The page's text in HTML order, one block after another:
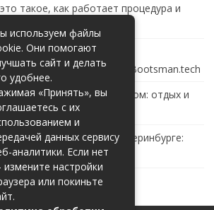
такое, как работает процедура и
в России: обзор
развития сайта Bootsman.tech
в Тольятти с бассейном: отдых и
городом
с деменцией в Екатеринбурге:
используем файлы
Они помогают
сайт и делать
удобнее.
«Принять», вы
с их
и
данных сервису
аналитики. Если нет
настройки
или покиньте